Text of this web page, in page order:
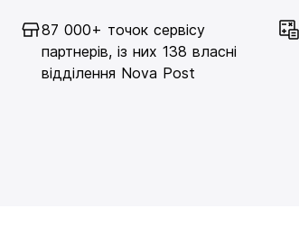
87 000+ точок сервісу
партнерів, із них 138 власні
відділення Nova Post